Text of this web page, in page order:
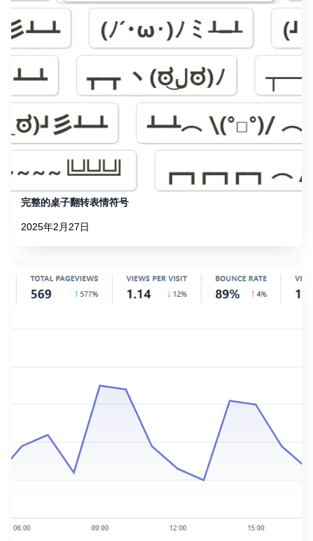
完整的桌子翻转表情符号
2025年2月27日